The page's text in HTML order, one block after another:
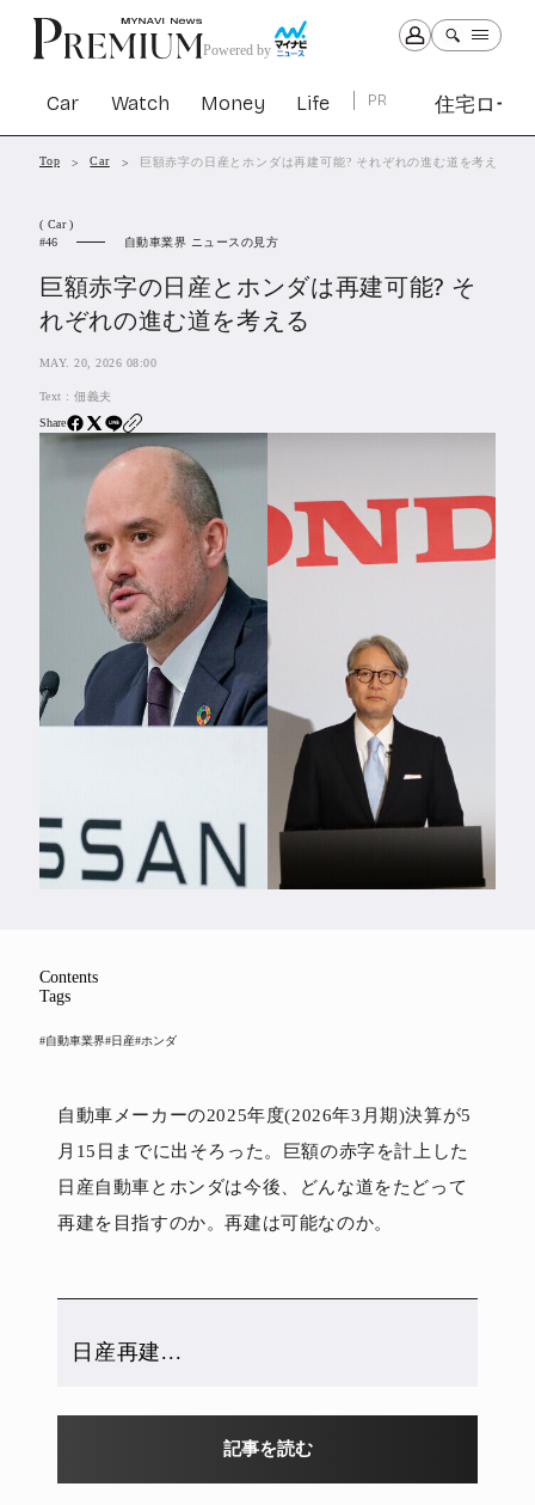
Powered by
Car Watch Money Life PR 住宅ロー
Car Watch Money
PR
住宅ローン
SBIネオトレード証券
All Articles
特集&連載記事
Feature
Series
Top Car 巨額赤字の日産とホンダは再建可能? それぞれの進む道を考える
( Car )
46
自動車業界 ニュースの見方
巨額赤字の日産とホンダは再建可能? そ
れぞれの進む道を考える
MAY. 20, 2026 08:00
Text :佃義夫
Share
Contents
Tags
#自動車業界#日産#ホンダ
自動車メーカーの2025年度(2026年3月期)決算が5
月15日までに出そろった。巨額の赤字を計上した
日産自動車とホンダは今後、どんな道をたどって
再建を目指すのか。再建は可能なのか。
日産再建...
記事を読む